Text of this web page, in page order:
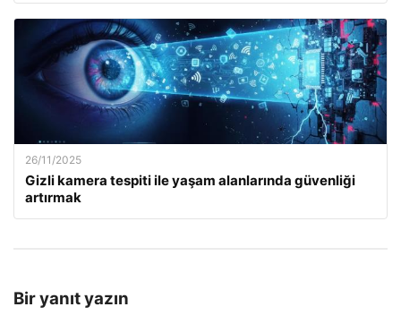
26/11/2025
Gizli kamera tespiti ile yaşam alanlarında güvenliği
artırmak
Bir yanıt yazın